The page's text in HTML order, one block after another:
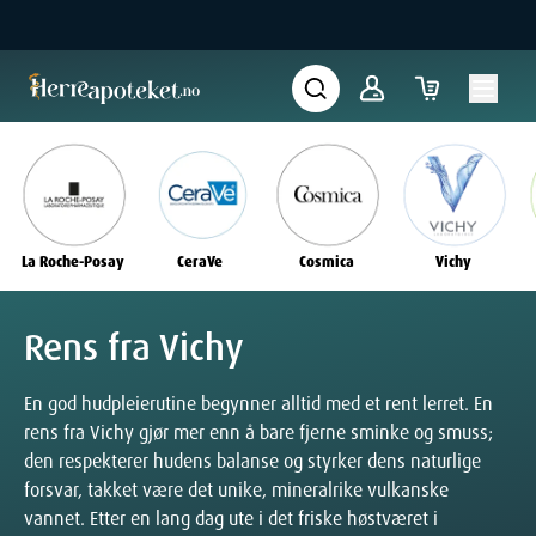
La Roche-Posay CeraVe Cosmica Vichy
Rens fra Vichy
En god hudpleierutine begynner alltid med et rent lerret. En
rens fra Vichy gjør mer enn å bare fjerne sminke og smuss;
den respekterer hudens balanse og styrker dens naturlige
forsvar, takket være det unike, mineralrike vulkanske
vannet. Etter en lang dag ute i det friske høstværet i